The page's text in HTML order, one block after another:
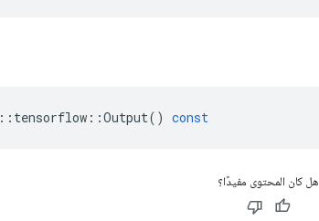
:: tensorflow ::Output() const
هل كان المحتوى مفيدًا؟